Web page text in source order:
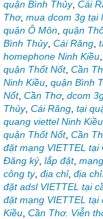
quận Bình Thủy, Cái
Thơ, mua dcom 3g tại
quận Ô Môn quận
Bình Thủy, Cái Răng
homephone Ninh Kiều
quận Thốt Nốt, Cần
Ninh Kiều quận Bình
Nốt, Cần Thơ, dcom
Thủy, Cái Răng tại
quang viettel Ninh Kiều
quận Thốt Nốt, Cần
đặt mạng VIETTEL tại
Đăng ký, lắp đặt,
công ty, địa chỉ, địa
đặt adsl VIETTEL tại
đặt mạng VIETTEL tại
Kiều Cần Thơ. Viễn